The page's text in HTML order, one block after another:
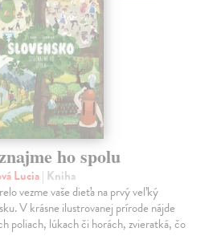
ho spolu
Lucia| Kniha
vezme vaše dieťa na prvý veľký
V krásne ilustrovanej prírode nájde
poliach, lúkach či horách, zvieratká, čo